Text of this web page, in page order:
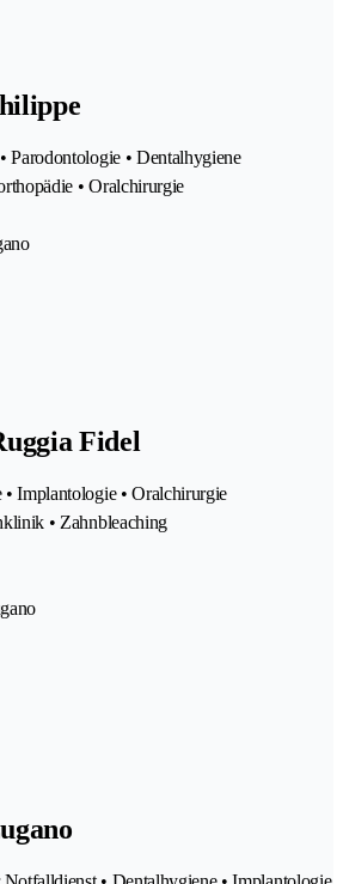
Parodontologie • Dentalhygiene
• Oralchirurgie
Fidel
Implantologie • Oralchirurgie
• Zahnbleaching